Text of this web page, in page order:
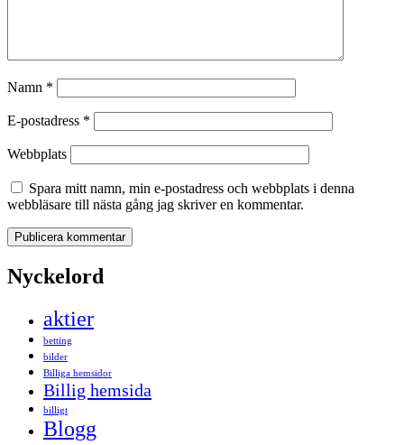
Namn *
E-postadress *
Webbplats
Spara mitt namn, min e-postadress och webbplats i denna
webbläsare till nästa gång jag skriver en kommentar.
Nyckelord
aktier
betting
bilder
Billiga hemsidor
Billig hemsida
billigt
Blogg